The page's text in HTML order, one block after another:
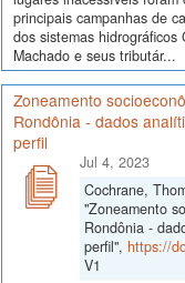
principais campanhas de
dos sistemas hidrográficos
Machado e seus tributár...
Zoneamento
Rondônia - dados
perfil
Jul 4, 2023
Cochrane,
"Zoneamento
Rondônia -
perfil", https://
V1